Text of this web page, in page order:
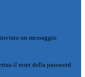
un messaggio
il reset della password